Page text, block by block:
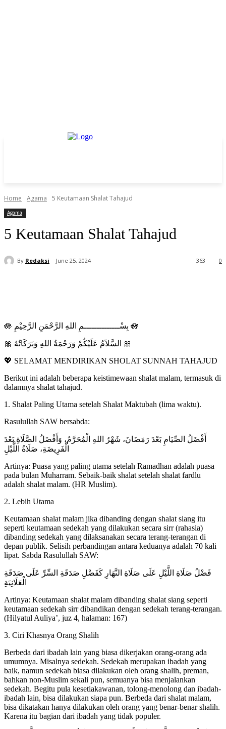
Home Agama 5 Keutamaan Shalat Tahajud
Agama
5 Keutamaan Shalat Tahajud
By Redaksi June 25, 2024 0
363
🪷 بِسْــــــــــــــمِ اللهِ الرَّحْمَنِ الرَّحِيْمِ 🪷
🎀 السَّلاَمُ عَلَيْكُمْ وَرَحْمَةُ اللهِ وَبَرَكَاتُهُ 🎀
💖 SELAMAT MENDIRIKAN SHOLAT SUNNAH TAHAJUD
Berikut ini adalah beberapa keistimewaan shalat malam, termasuk di
dalamnya shalat tahajud.
1. Shalat Paling Utama setelah Shalat Maktubah (lima waktu).
Rasulullah SAW bersabda:
أَفْضَلُ الصِّيَامِ بَعْدَ رَمَضَانَ، شَهْرُ اللهِ الْمُحَرَّمُ، وَأَفْضَلُ الصَّلَاةِ بَعْدَ
الْفَرِيضَةِ، صَلَاةُ اللَّيْلِ
Artinya: Puasa yang paling utama setelah Ramadhan adalah puasa
pada bulan Muharram. Sebaik-baik shalat setelah shalat fardlu
adalah shalat malam. (HR Muslim).
2. Lebih Utama
Keutamaan shalat malam jika dibanding dengan shalat siang itu
seperti keutamaan sedekah yang dilakukan secara sirr (rahasia)
dibanding sedekah yang dilaksanakan secara terang-terangan di
depan publik. Selisih perbandingan antara keduanya adalah 70 kali
lipat. Sabda Rasulullah SAW:
فَضْلُ صَلَاةِ اللَّيْلِ عَلَى صَلَاةِ النَّهَارِ كَفَضْلِ صَدَقَةِ السِّرِّ عَلَى صَدَقَةِ
الْعَلَانِيَةِ
Artinya: Keutamaan shalat malam dibanding shalat siang seperti
keutamaan sedekah sirr dibandikan dengan sedekah terang-terangan.
(Hilyatul Auliya’, juz 4, halaman: 167)
3. Ciri Khasnya Orang Shalih
Berbeda dari ibadah lain yang biasa dikerjakan orang-orang ada
umumnya. Misalnya sedekah. Sedekah merupakan ibadah yang
baik, namun sedekah biasa dilakukan oleh orang shalih, preman,
bahkan non-Muslim sekali pun, semuanya bisa menjalankan
sedekah. Begitu pula kesetiakawanan, tolong-menolong dan ibadah-
ibadah lain, bisa dilakukan siapa pun. Berbeda dari shalat malam,
bisa dikatakan hanya dilakukan oleh orang yang benar-benar shalih.
Karena itu bagian dari ibadah yang tidak populer.